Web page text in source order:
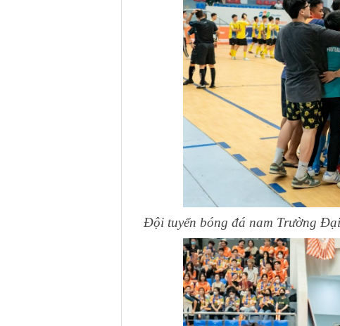
Đội tuyển bóng đá nam Trường